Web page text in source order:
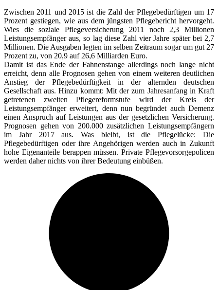
Zwischen 2011 und 2015 ist die Zahl der Pflegebedürftigen um 17
Prozent gestiegen, wie aus dem jüngsten Pflegebericht hervorgeht.
Wies die soziale Pflegeversicherung 2011 noch 2,3 Millionen
Leistungsempfänger aus, so lag diese Zahl vier Jahre später bei 2,7
Millionen. Die Ausgaben legten im selben Zeitraum sogar um gut 27
Prozent zu, von 20,9 auf 26,6 Milliarden Euro.
Damit ist das Ende der Fahnenstange allerdings noch lange nicht
erreicht, denn alle Prognosen gehen von einem weiteren deutlichen
Anstieg der Pflegebedürftigkeit in der alternden deutschen
Gesellschaft aus. Hinzu kommt: Mit der zum Jahresanfang in Kraft
getretenen zweiten Pflegereformstufe wird der Kreis der
Leistungsempfänger erweitert, denn nun begründet auch Demenz
einen Anspruch auf Leistungen aus der gesetzlichen Versicherung.
Prognosen gehen von 200.000 zusätzlichen Leistungsempfängern
im Jahr 2017 aus. Was bleibt, ist die Pflegelücke: Die
Pflegebedürftigen oder ihre Angehörigen werden auch in Zukunft
hohe Eigenanteile berappen müssen. Private Pflegevorsorgepolicen
werden daher nichts von ihrer Bedeutung einbüßen.